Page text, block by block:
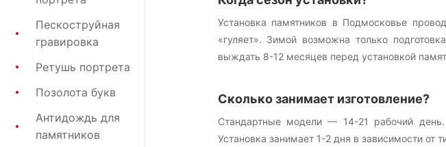
Пескоструйная
гравировка
Ретушь портрета
Позолота букв
Антидождь для
памятников
Установка памятников в Подмосковье
«гуляет». Зимой возможна только
выждать 8-12 месяцев перед установкой
Сколько занимает изготовление?
Стандартные модели — 14-21 рабочий
Установка занимает 1-2 дня в зависимости от